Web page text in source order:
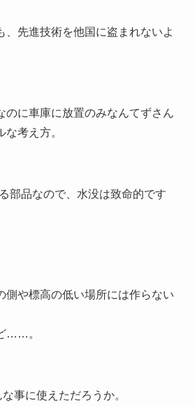
、先進技術を他国に盗まれないよ
のに車庫に放置のみなんてずさん
考え方。
部品なので、水没は致命的です
側や標高の低い場所には作らない
……。
事に使えただろうか。